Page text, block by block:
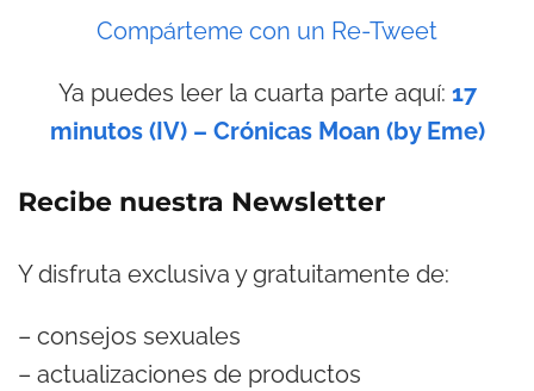
Compárteme con un Re-Tweet
Ya puedes leer la cuarta parte aquí: 17
minutos (IV) – Crónicas Moan (by Eme)
Recibe nuestra Newsletter
Y disfruta exclusiva y gratuitamente de:
– consejos sexuales
– actualizaciones de productos